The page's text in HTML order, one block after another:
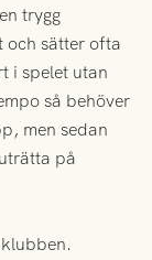
trygg
och sätter ofta
i spelet utan
så behöver
men sedan
på